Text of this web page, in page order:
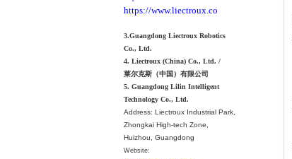
https://www.liectroux.co
3.Guangdong Liectroux Robotics
Co., Ltd.
4. Liectroux (China) Co., Ltd. /
莱尔克斯（中国）有限公司
5. Guangdong Lilin Intelligent
Technology Co., Ltd.
Address: Liectroux Industrial Park,
Zhongkai High-tech Zone,
Huizhou, Guangdong
Website: